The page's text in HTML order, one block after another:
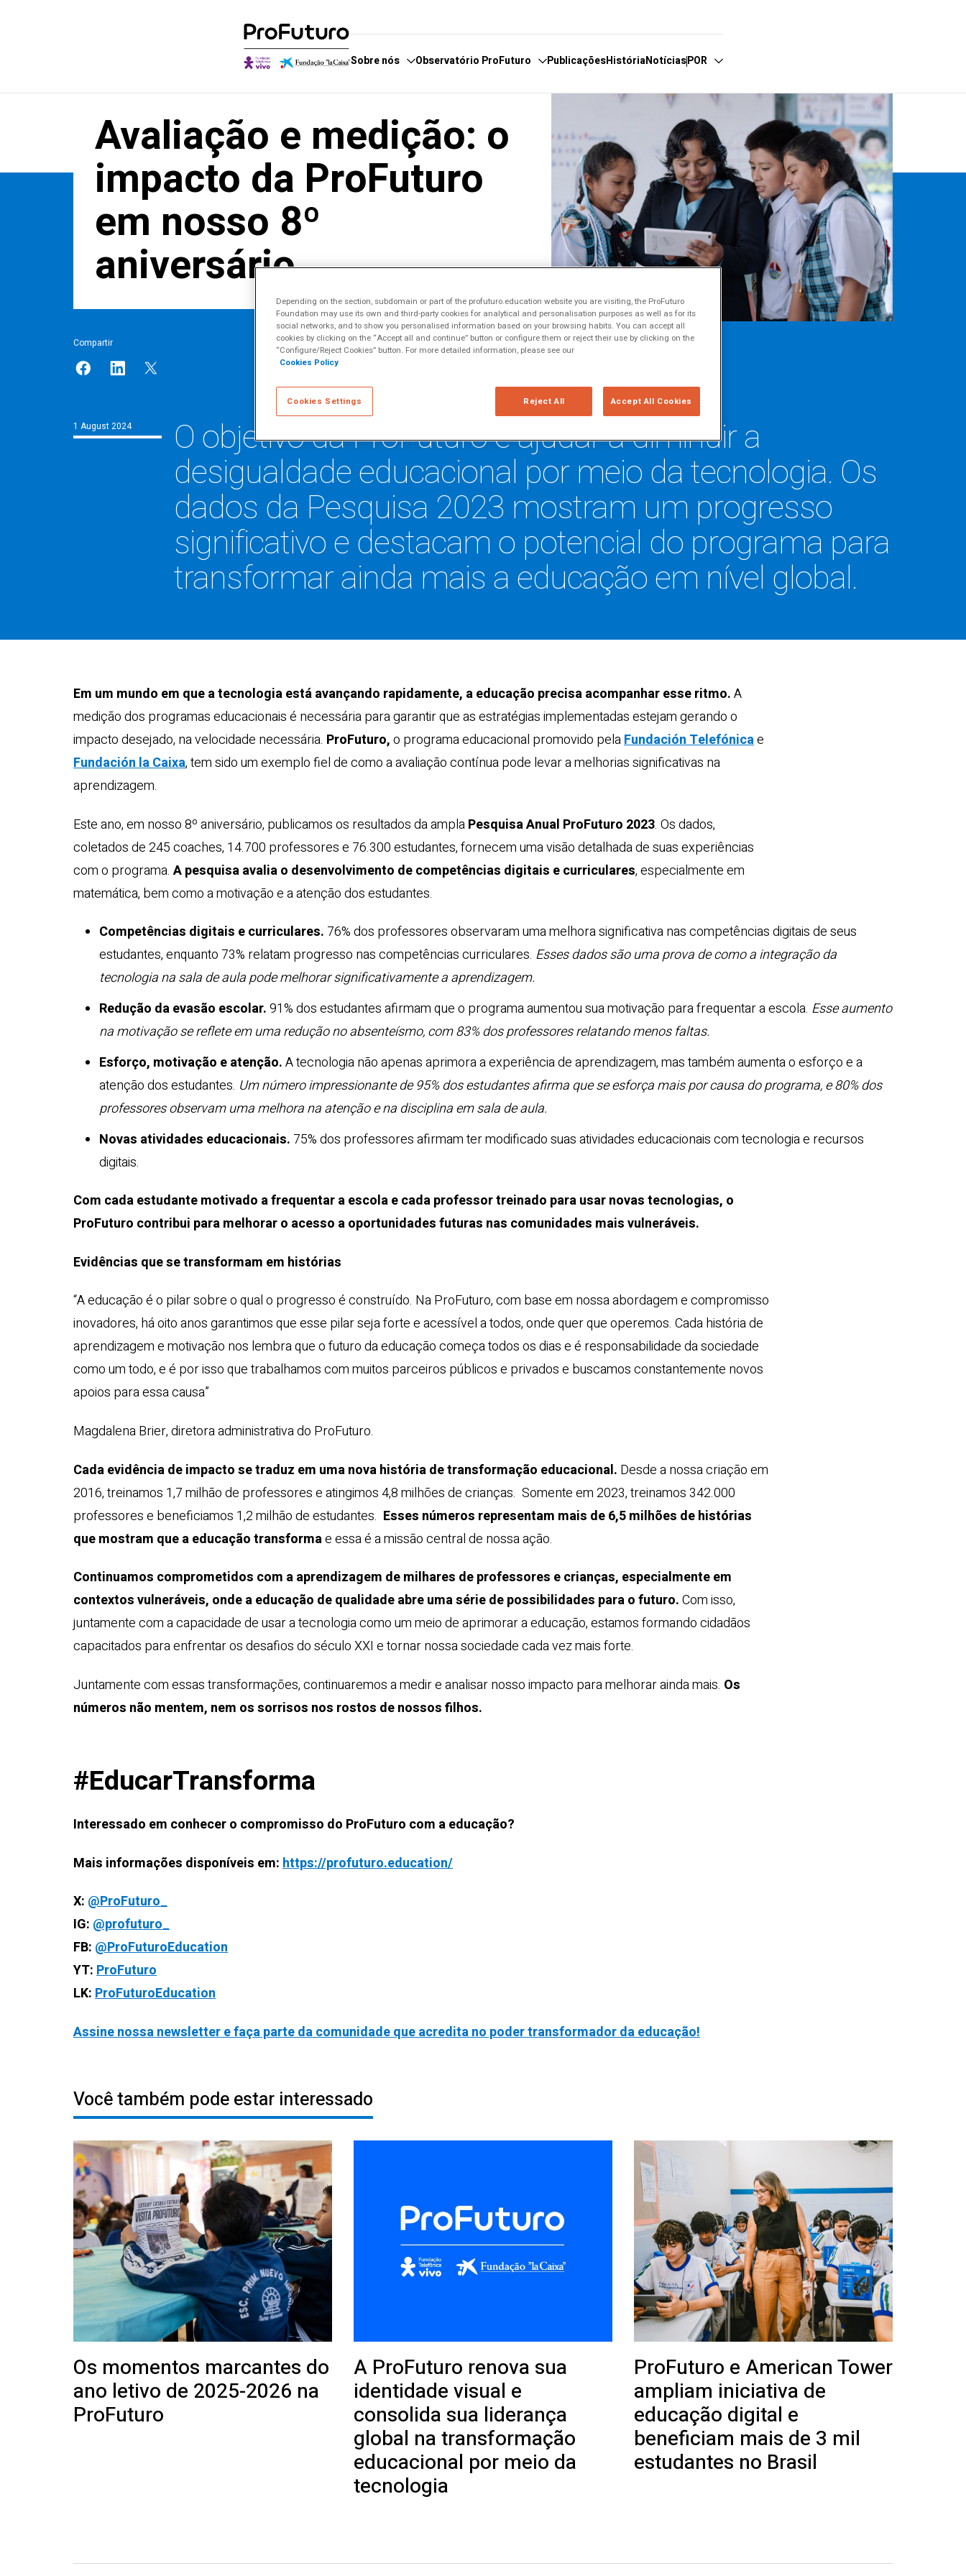
Sobre nós
Quem somos
Aliados
Reconhecimentos
O que fazemos
Canal de Denúncias
Observatório ProFuturo
Descobrir o Observatório
Conversações
Categorias
Enfoques
Competências XXI
PublicaçõesHistóriaNotíciasPOR
Español
English
Français
Português
Avaliação e medição: o
impacto da ProFuturo
em nosso 8º
aniversário
Compartir
1 August 2024 O objetivo da ProFuturo é ajudar a diminuir a
desigualdade educacional por meio da tecnologia. Os
dados da Pesquisa 2023 mostram um progresso
significativo e destacam o potencial do programa para
transformar ainda mais a educação em nível global.
Em um mundo em que a tecnologia está avançando rapidamente, a educação precisa acompanhar esse ritmo.A
medição dos programas educacionais é necessária para garantir que as estratégias implementadas estejam gerando o
impacto desejado, na velocidade necessária. ProFuturo,o programa educacional promovido pelaFundación Telefónicae
Fundación la Caixa, tem sido um exemplo fiel de como a avaliação contínua pode levar a melhorias significativas na
aprendizagem.
Este ano, em nosso 8º aniversário, publicamos os resultados da amplaPesquisa Anual ProFuturo 2023. Os dados,
coletados de 245 coaches, 14.700 professores e 76.300 estudantes, fornecem uma visão detalhada de suas experiências
com o programa.A pesquisa avalia o desenvolvimento de competências digitais e curriculares, especialmente em
matemática, bem como a motivação e a atenção dos estudantes.
Competências digitais e curriculares. 76% dos professores observaram uma melhora significativa nas competências digitais de seus
estudantes, enquanto 73% relatam progresso nas competências curriculares. Esses dados são uma prova de como a integração da
tecnologia na sala de aula pode melhorar significativamente a aprendizagem.
Redução da evasão escolar.91% dos estudantes afirmam que o programa aumentou sua motivação para frequentar a escola. Esse aumento
na motivação se reflete em uma redução no absenteísmo, com 83% dos professores relatando menos faltas.
Esforço, motivação e atenção.A tecnologia não apenas aprimora a experiência de aprendizagem, mas também aumenta o esforço e a
atenção dos estudantes. Um número impressionante de 95% dos estudantes afirma que se esforça mais por causa do programa, e 80% dos
professores observam uma melhora na atenção e na disciplina em sala de aula.
Novas atividades educacionais. 75% dos professores afirmam ter modificado suas atividades educacionais com tecnologia e recursos
digitais.
Com cada estudante motivado a frequentar a escola e cada professor treinado para usar novas tecnologias, o
ProFuturo contribui para melhorar o acesso a oportunidades futuras nas comunidades mais vulneráveis.
Evidências que se transformam em histórias
“A educação é o pilar sobre o qual o progresso é construído. Na ProFuturo, com base em nossa abordagem e compromisso
inovadores, há oito anos garantimos que esse pilar seja forte e acessível a todos, onde quer que operemos. Cada história de
aprendizagem e motivação nos lembra que o futuro da educação começa todos os dias e é responsabilidade da sociedade
como um todo, e é por isso que trabalhamos com muitos parceiros públicos e privados e buscamos constantemente novos
apoios para essa causa”
Magdalena Brier, diretora administrativa do ProFuturo.
Cada evidência de impacto se traduz em uma nova história de transformação educacional. Desde a nossa criação em
2016, treinamos 1,7 milhão de professores e atingimos 4,8 milhões de crianças. Somente em 2023, treinamos 342.000
professores e beneficiamos 1,2 milhão de estudantes. Esses números representam mais de 6,5 milhões de histórias
que mostram que a educação transformae essa é a missão central de nossa ação.
Continuamos comprometidos com a aprendizagem de milhares de professores e crianças, especialmente em
contextos vulneráveis, onde a educação de qualidade abre uma série de possibilidades para o futuro.Com isso,
juntamente com a capacidade de usar a tecnologia como um meio de aprimorar a educação, estamos formando cidadãos
capacitados para enfrentar os desafios do século XXI e tornar nossa sociedade cada vez mais forte.
Juntamente com essas transformações, continuaremos a medir e analisar nosso impacto para melhorar ainda mais. Os
números não mentem, nem os sorrisos nos rostos de nossos filhos.
#EducarTransforma
Interessado em conhecer o compromisso do ProFuturo com a educação?
Mais informações disponíveis em:https://profuturo.education/
X: @ProFuturo_
IG: @profuturo_
FB: @ProFuturoEducation
YT:ProFuturo
LK:ProFuturoEducation
Assine nossa newsletter e faça parte da comunidade que acredita no poder transformador da educação!
Você também pode estar interessado
Os momentos marcantes do
ano letivo de 2025-2026 na
ProFuturo
A ProFuturo renova sua
identidade visual e
consolida sua liderança
global na transformação
educacional por meio da
tecnologia
ProFuturo e American Tower
ampliam iniciativa de
educação digital e
beneficiam mais de 3 mil
estudantes no Brasil
Depending on the section, subdomain or part of the profuturo.education website you are visiting, the ProFuturo
Foundation may use its own and third-party cookies for analytical and personalisation purposes as well as for its
social networks, and to show you personalised information based on your browsing habits. You can accept all
cookies by clicking on the “Accept all and continue” button or configure them or reject their use by clicking on the
“Configure/Reject Cookies” button. For more detailed information, please see our
Cookies Policy
Cookies Settings Reject All Accept All Cookies